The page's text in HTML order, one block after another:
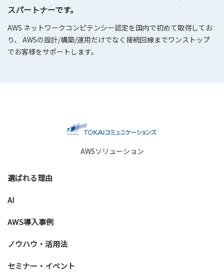
スパートナーです。
AWS ネットワークコンピテンシー認定を国内で初めて取得してお
り、 AWSの設計/構築/運用だけでなく接続回線までワンストップ
でお客様をサポートします。
AWSソリューション
選ばれる理由
AI
AWS導入事例
ノウハウ・活用法
セミナー・イベント